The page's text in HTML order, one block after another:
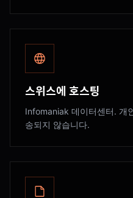
스위스에 호스팅
Infomaniak 데이터센터. 개
송되지 않습니다.